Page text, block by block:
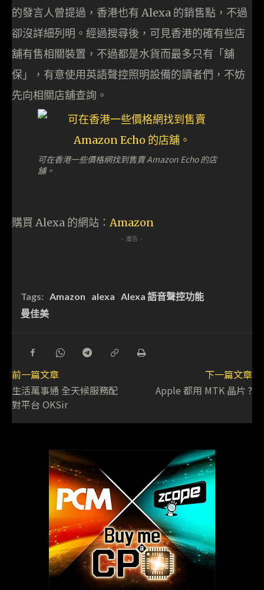
的發言人曾提過，香港也有 Alexa 的銷售點，不過
卻沒詳細列明。經過搜尋後，可見香港的確有些店
舖有售相關裝置，不過都是水貨而最多只有「舖
保」，有意使用英語聲控照明設備的讀者們，不妨
先向相關店舖查詢。
可在香港一些價格網找到售賣 Amazon Echo 的店
舖。
購買 Alexa 的網站：Amazon
- 廣告 -
Tags: Amazon alexa Alexa 語音聲控功能
曼佳美
前一篇文章
生活萬事通 全天候服務配
對平台 OKSir
下一篇文章
Apple 都用 MTK 晶片 ?